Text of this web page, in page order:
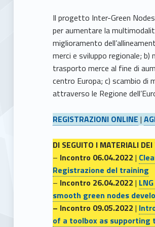
Il progetto Inter-Green
per aumentare la
miglioramento
merci e sviluppo regionale;
trasporto merce al fine di
centro Europa; c) scambio di
attraverso le Regione
REGISTRAZIONI ONLINE |
DI SEGUITO I MATERIALI
– Incontro 06.04.2022 |
Registrazione del training
– Incontro 26.04.2022 |
smooth green nodes
– Incontro 09.05.2022 |
of a toolbox as supporting